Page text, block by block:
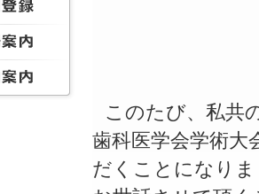
このたび、私共
歯科医学会学術大
だくことになり